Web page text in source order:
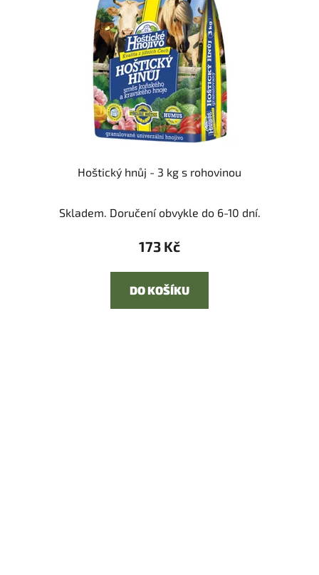
Hoštický hnůj - 3 kg s rohovinou
Skladem. Doručení obvykle do 6-10 dní.
173 Kč
DO KOŠÍKU